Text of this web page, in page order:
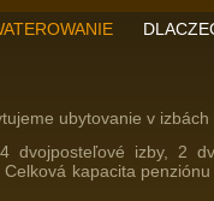
ubytovanie v
dvojposteľové izby, 2
kapacita